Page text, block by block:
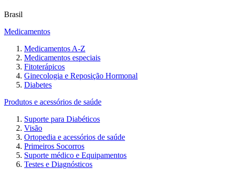
Brasil
Medicamentos
Medicamentos A-Z
Medicamentos especiais
Fitoterápicos
Ginecologia e Reposição Hormonal
Diabetes
Produtos e acessórios de saúde
Suporte para Diabéticos
Visão
Ortopedia e acessórios de saúde
Primeiros Socorros
Suporte médico e Equipamentos
Testes e Diagnósticos